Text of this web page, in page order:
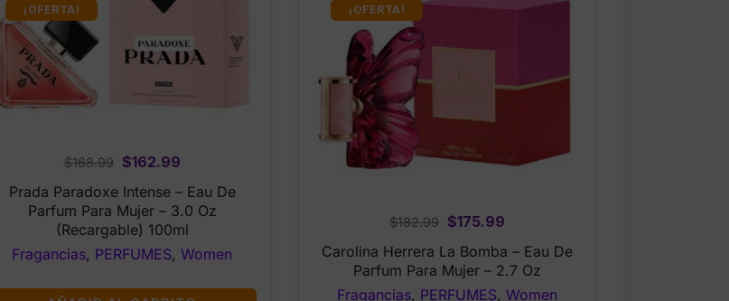
¡OFERTA!
$168.99
Original
price
was:
$168.99.
$162.99Current
price
is:
$162.99.
Prada Paradoxe Intense – Eau De
Parfum Para Mujer – 3.0 Oz
(Recargable) 100ml
Fragancias, PERFUMES, Women
¡OFERTA!
$182.99 Original
price
was:
$182.99.
$175.99
price
is:
$175.99.
Carolina Herrera La Bomba – Eau De
Parfum Para Mujer – 2.7 Oz
Fragancias, PERFUMES, Women